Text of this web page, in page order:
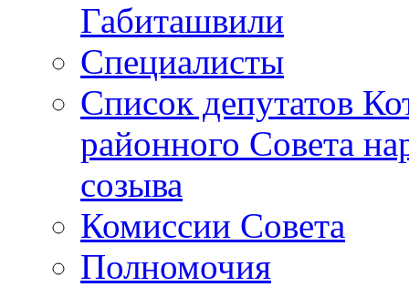
Габиташвили
Специалисты
Список депутатов
районного Совета
созыва
Комиссии Совета
Полномочия